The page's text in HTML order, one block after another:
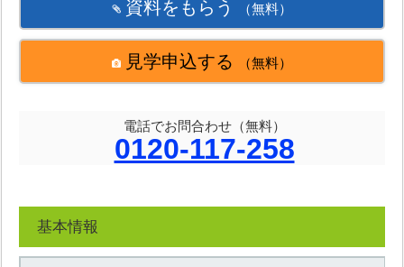
資料をもらう （無料）
見学申込する （無料）
電話でお問合わせ（無料）
0120-117-258
基本情報